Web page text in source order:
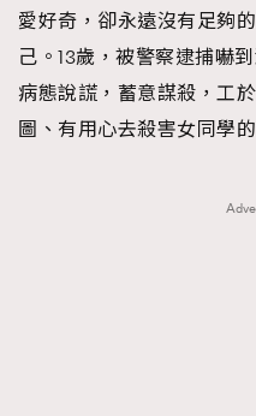
愛好奇，卻永遠沒有足夠
己。13歲，被警察逮捕嚇
病態說謊，蓄意謀殺，工
圖、有用心去殺害女同學的